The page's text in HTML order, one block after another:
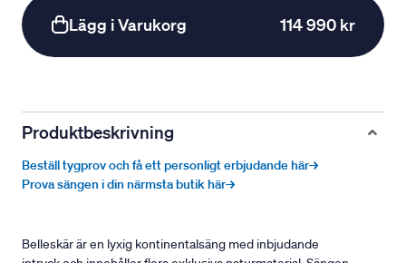
Lägg i Varukorg 114 990 kr
Produktbeskrivning
Beställ tygprov och få ett personligt erbjudande här→
Prova sängen i din närmsta butik här→
Belleskär är en lyxig kontinentalsäng med inbjudande